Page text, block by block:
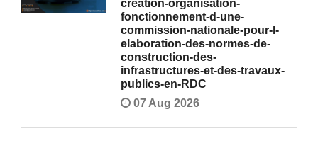
création-organisation-
fonctionnement-d-une-
commission-nationale-pour-l-
elaboration-des-normes-de-
construction-des-
infrastructures-et-des-travaux-
publics-en-RDC
07 Aug 2026